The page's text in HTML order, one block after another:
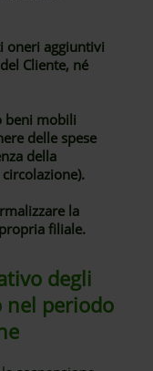
oneri aggiuntivi
Cliente, né
beni mobili
delle spese
della
la
filiale.
degli
nel periodo